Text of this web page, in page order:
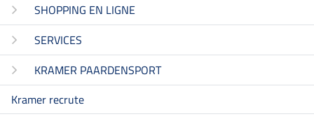
SHOPPING EN LIGNE
SERVICES
KRAMER PAARDENSPORT
Kramer recrute